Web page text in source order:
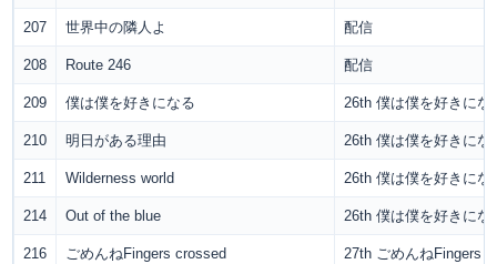
207 世界中の隣人よ 配信
208 Route 246 配信
209 僕は僕を好きになる 26th 僕は僕を好きにな
210 明日がある理由 26th 僕は僕を好きにな
211 Wilderness world 26th 僕は僕を好きにな
214 Out of the blue 26th 僕は僕を好きにな
216 ごめんねFingers crossed 27th ごめんねFingers